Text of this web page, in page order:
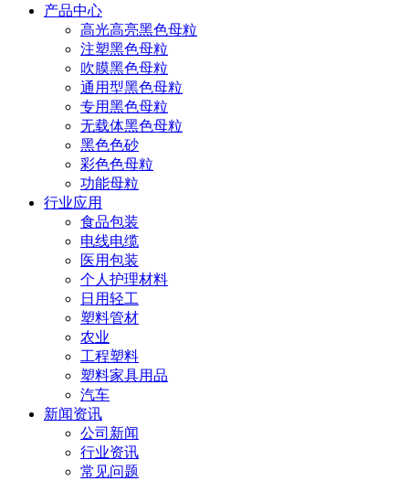
产品中心
高光高亮黑色母粒
注塑黑色母粒
吹膜黑色母粒
通用型黑色母粒
专用黑色母粒
无载体黑色母粒
黑色色砂
彩色色母粒
功能母粒
行业应用
食品包装
电线电缆
医用包装
个人护理材料
日用轻工
塑料管材
农业
工程塑料
塑料家具用品
汽车
新闻资讯
公司新闻
行业资讯
常见问题